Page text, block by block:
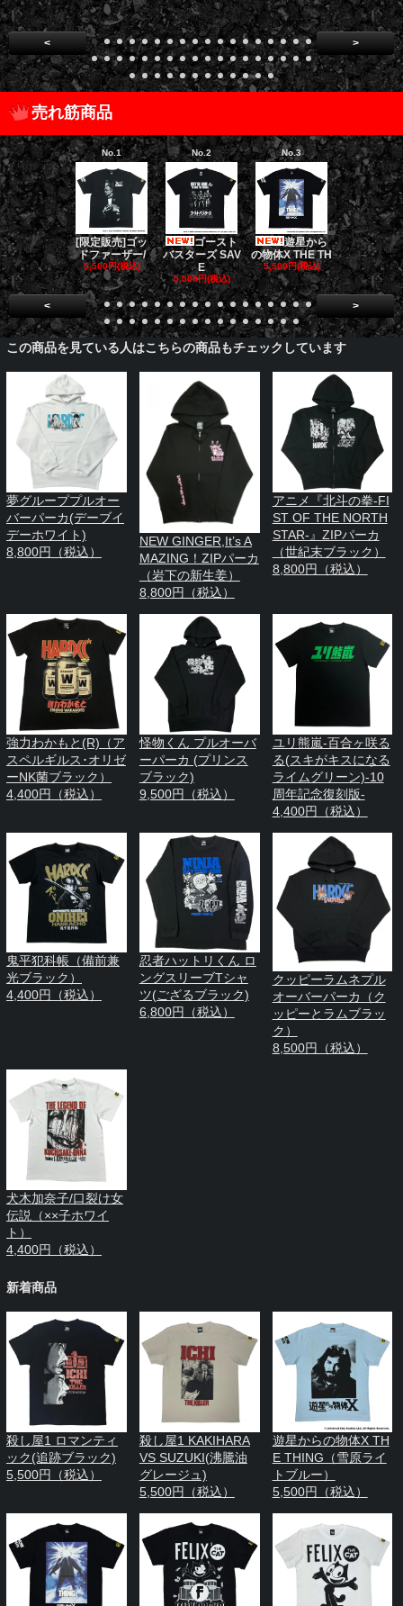
< >
売れ筋商品
No.1
[限定販売]ゴッ
ドファーザー/
5,500円(税込)
No.2
ゴースト
バスターズ SAV
E
5,500円(税込)
No.3
遊星から
の物体X THE TH
5,500円(税込)
No.4
ダークナイ
リロジー/
5,500円(税
< >
この商品を見ている人はこちらの商品もチェックしています
夢グループプルオー
バーパーカ(デーブイ
デーホワイト)
8,800円（税込）
NEW GINGER,It’s A
MAZING！ZIPパーカ
（岩下の新生姜）
8,800円（税込）
アニメ『北斗の拳-FI
ST OF THE NORTH
STAR-』ZIPパーカ
（世紀末ブラック）
8,800円（税込）
強力わかもと(R)（ア
スペルギルス･オリゼ
ーNK菌ブラック）
4,400円（税込）
怪物くん プルオーバ
ーパーカ (プリンス
ブラック)
9,500円（税込）
ユリ熊嵐-百合ヶ咲る
る(スキがキスになる
ライムグリーン)-10
周年記念復刻版-
4,400円（税込）
鬼平犯科帳（備前兼
光ブラック）
4,400円（税込）
忍者ハットリくん ロ
ングスリーブTシャ
ツ(ござるブラック)
6,800円（税込）
クッピーラムネプル
オーバーパーカ（ク
ッピーとラムブラッ
ク）
8,500円（税込）
犬木加奈子/口裂け女
伝説（××子ホワイ
ト）
4,400円（税込）
新着商品
殺し屋1 ロマンティ
ック(追跡ブラック)
5,500円（税込）
殺し屋1 KAKIHARA
VS SUZUKI(沸騰油
グレージュ)
5,500円（税込）
遊星からの物体X TH
E THING（雪原ライ
トブルー）
5,500円（税込）